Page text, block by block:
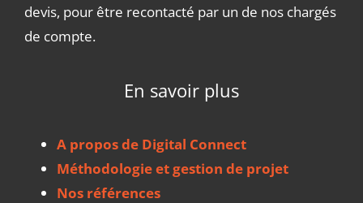
devis, pour être recontacté par un de nos chargés
de compte.
En savoir plus
A propos de Digital Connect
Méthodologie et gestion de projet
Nos références